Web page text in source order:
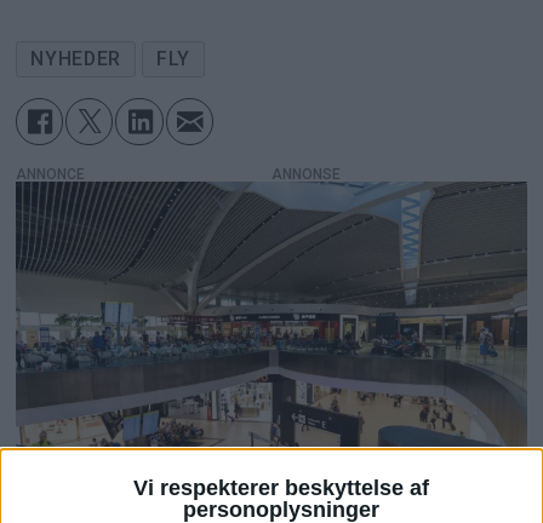
Vi respekterer beskyttelse af
personoplysninger
NYHEDER FLY
ANNONCE
PREMIUM